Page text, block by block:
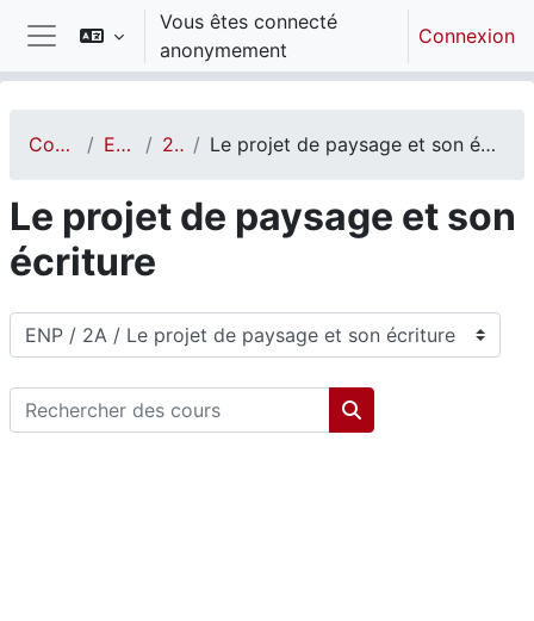
Passer au contenu principal
Panneau latéral
Vous êtes connecté
anonymement
Connexion
Cours ENP 2A Le projet de paysage et son écriture
Le projet de paysage et son
écriture
Catégories de cours
Rechercher des cours
Rechercher des